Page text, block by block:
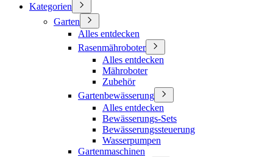
Kategorien
Garten
Alles entdecken
Rasenmähroboter
Alles entdecken
Mähroboter
Zubehör
Gartenbewässerung
Alles entdecken
Bewässerungs-Sets
Bewässerungssteuerung
Wasserpumpen
Gartenmaschinen